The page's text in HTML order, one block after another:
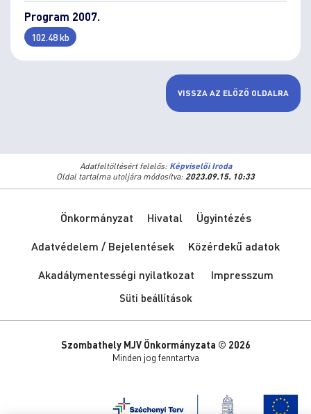
Program 2007.
102.48 kb
VISSZA AZ ELŐZŐ OLDALRA
Adatfeltöltésért felelős: Képviselői Iroda
Oldal tartalma utoljára módosítva: 2023.09.15. 10:33
Önkormányzat Hivatal
Ügyintézés
Adatvédelem / Bejelentések
Közérdekű adatok
Akadálymentességi nyilatkozat
Impresszum
Süti beállítások
Szombathely MJV Önkormányzata © 2026
Minden jog fenntartva